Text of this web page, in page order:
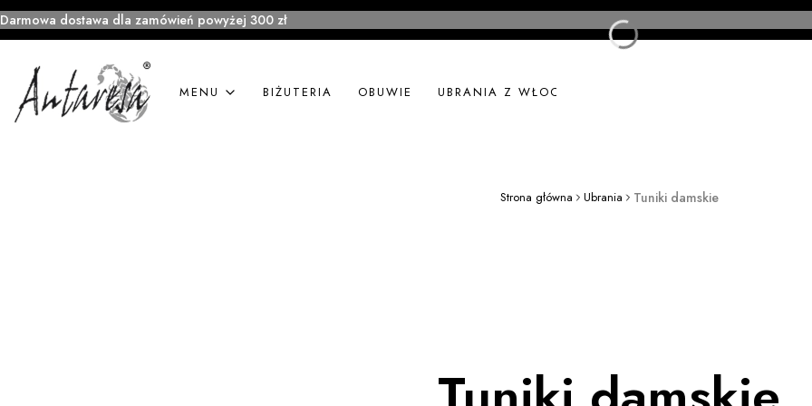
Darmowa dostawa dla zamówień powyżej 300 zł
MENU BIŻUTERIA OBUWIE UBRANIA Z WŁOCH
Strona główna Ubrania Tuniki damskie